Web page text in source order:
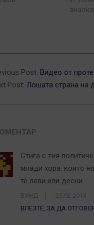
Post: Видео от
Post: Лошата страна на
Стига с тия
млади хора, които
те леви или десни.
ВУНД 25.02.2013
ВЛЕЗТЕ, ЗА ДА